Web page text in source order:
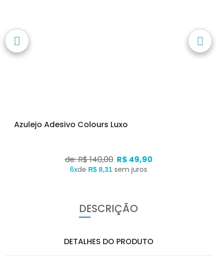
Azulejo Adesivo Colours Luxo
de: R$ 140,00 R$ 49,90
6xde R$ 8,31 sem juros
DESCRIÇÃO
DETALHES DO PRODUTO